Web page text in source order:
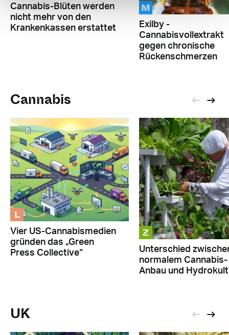
Cannabis-Blüten werden
nicht mehr von den
Krankenkassen erstattet
M
Exilby -
Cannabisvollextrakt
gegen chronische
Rückenschmerzen
Cannabis
L
Vier US-Cannabismedien
gründen das „Green
Press Collective“
Z
Unterschied
normalem Cannabis-
Anbau und
UK